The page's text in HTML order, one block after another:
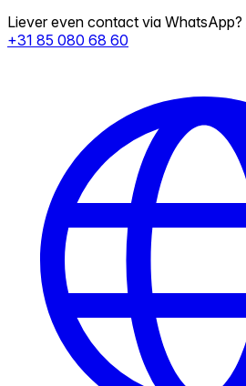
Liever even contact via WhatsApp?
+31 85 080 68 60